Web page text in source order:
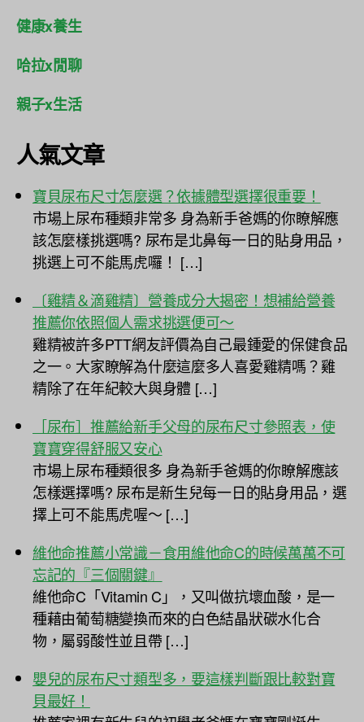
健康x養生
哈拉x閒聊
親子x生活
人氣文章
寶貝尿布尺寸怎麼選？依據體型選擇很重要！
市場上尿布種類非常多 身為新手爸媽的你瞭解應
該怎麼樣挑選嗎? 尿布是北鼻每一日的貼身用品，
挑選上可不能馬虎囉！ […]
〔雞精＆滴雞精〕營養成分大揭密！想補給營養
推薦你依照個人需求挑選便可～
雞精被許多PTT網友評價為自己最鍾愛的保健食品
之一。大家瞭解為什麼這麼多人喜愛雞精嗎？雞
精除了在年紀較大與身體 […]
［尿布］推薦給新手父母的尿布尺寸參照表，使
寶寶穿得舒服又安心
市場上尿布種類很多 身為新手爸媽的你瞭解應該
怎樣選擇嗎? 尿布是新生兒每一日的貼身用品，選
擇上可不能馬虎喔～ […]
維他命推薦小常識－食用維他命C的時候萬萬不可
忘記的『三個關鍵』
維他命C「Vitamin C」，又叫做抗壞血酸，是一
種藉由葡萄糖變換而來的白色結晶狀碳水化合
物，屬弱酸性並且帶 […]
嬰兒的尿布尺寸類型多，要這樣判斷跟比較對寶
貝最好！